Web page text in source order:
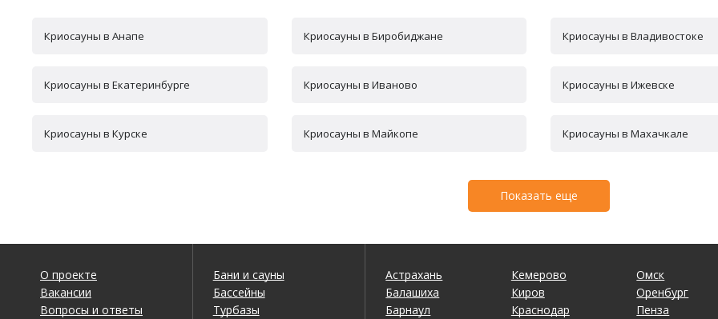
Криосауны в Анапе Криосауны в Биробиджане Криосауны в Владивостоке
Криосауны в Екатеринбурге Криосауны в Иваново Криосауны в Ижевске
Криосауны в Курске Криосауны в Майкопе Криосауны в Махачкале
Показать еще
О проекте
Вакансии
Вопросы и ответы
Бани и сауны
Бассейны
Турбазы
Астрахань
Балашиха
Барнаул
Кемерово
Киров
Краснодар
Омск
Оренбург
Пенза